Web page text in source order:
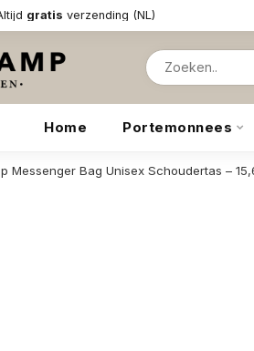
gratis verzending (NL)
Home Portemonnees
Messenger Bag Unisex Schoudertas –